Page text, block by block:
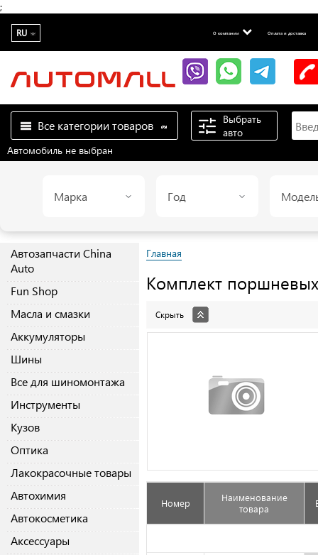
;
RU О компании Оплата и доставка
Все категории товаров
Выбрать
авто
Автомобиль не выбран
Марка Год
Автозапчасти China
Auto
Fun Shop
Масла и смазки
Аккумуляторы
Шины
Все для шиномонтажа
Инструменты
Кузов
Оптика
Лакокрасочные товары
Автохимия
Автокосметика
Аксессуары
Главная
Комплект
Скрыть
Номер
Наименование
товара